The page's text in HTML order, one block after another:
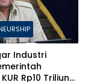
Industri
Rp10 Triliun